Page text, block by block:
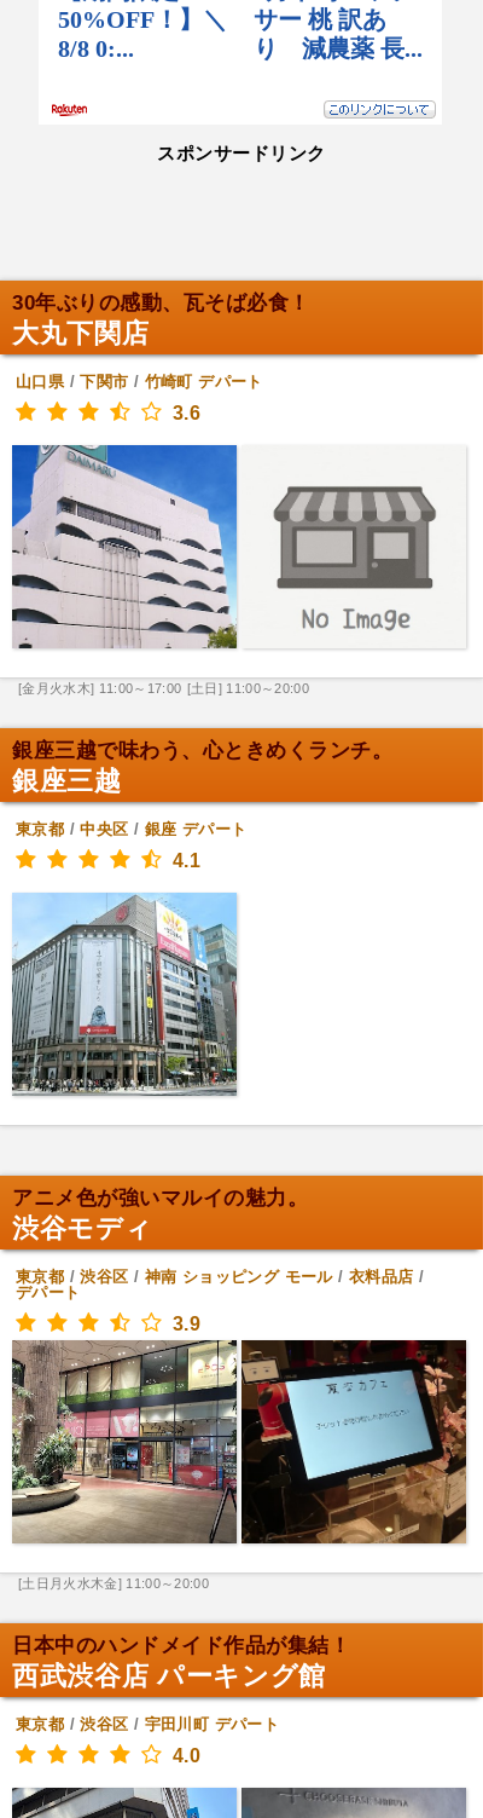
スポンサードリンク
30年ぶりの感動、瓦そば必食！
大丸下関店
山口県/下関市 / 竹崎町 デパート
3.6
[金月火水木] 11:00～17:00 [土日] 11:00～20:00
銀座三越で味わう、心ときめくランチ。
銀座三越
東京都 /中央区 / 銀座 デパート
4.1
アニメ色が強いマルイの魅力。
渋谷モディ
東京都 /渋谷区 / 神南 ショッピング モール/ 衣料品店 /
デパート
3.9
[土日月火水木金] 11:00～20:00
日本中のハンドメイド作品が集結！
西武渋谷店 パーキング館
東京都 /渋谷区 / 宇田川町 デパート
4.0